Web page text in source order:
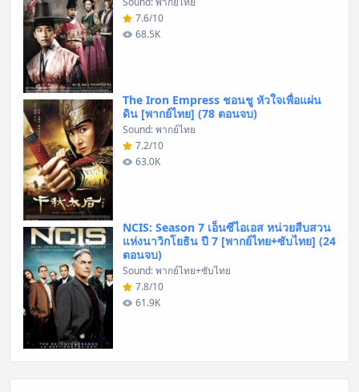
7.6/10
68.5K
The Iron Empress ชอนชู หัวใจเพื่อแผ่น
ดิน [พากย์ไทย] (78 ตอนจบ)
Sound: พากย์ไทย
7.2/10
63.0K
NCIS: Season 7 เอ็นซีไอเอส หน่วยสืบสวน
แห่งนาวิกโยธิน ปี 7 [พากย์ไทย+ซับไทย] (24
ตอนจบ)
Sound: พากย์ไทย+ซับไทย
7.8/10
61.9K